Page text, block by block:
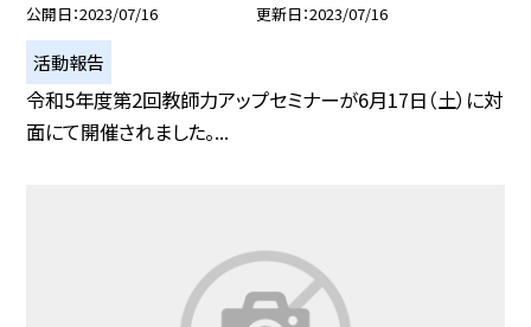
公開日 2023/07/16 更新日 2023/07/16
活動報告
令和5年度第2回教師力アップセミナーが6月17日（土）に対
面にて開催されました。...